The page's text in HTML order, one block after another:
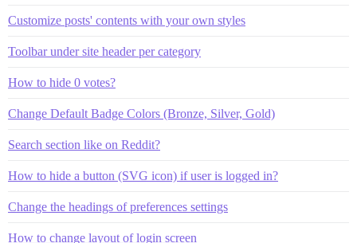
Customize posts' contents with your own styles
Toolbar under site header per category
How to hide 0 votes?
Change Default Badge Colors (Bronze, Silver, Gold)
Search section like on Reddit?
How to hide a button (SVG icon) if user is logged in?
Change the headings of preferences settings
How to change layout of login screen